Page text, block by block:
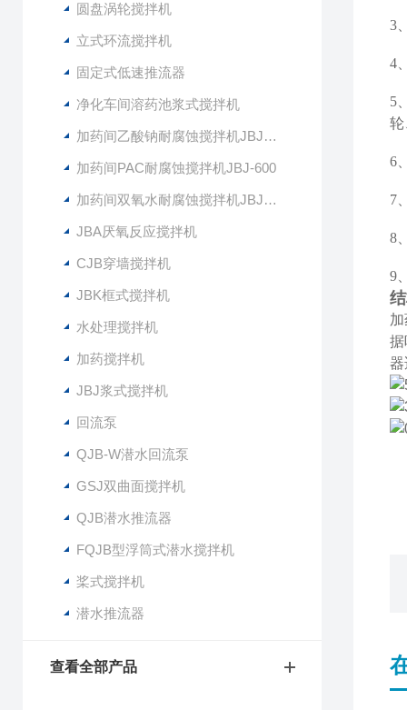
圆盘涡轮搅拌机
立式环流搅拌机
固定式低速推流器
净化车间溶药池浆式搅拌机
加药间乙酸钠耐腐蚀搅拌机JBJ-400
加药间PAC耐腐蚀搅拌机JBJ-600
加药间双氧水耐腐蚀搅拌机JBJ-300
JBA厌氧反应搅拌机
CJB穿墙搅拌机
JBK框式搅拌机
水处理搅拌机
加药搅拌机
JBJ浆式搅拌机
回流泵
QJB-W潜水回流泵
GSJ双曲面搅拌机
QJB潜水推流器
FQJB型浮筒式潜水搅拌机
桨式搅拌机
潜水推流器
查看全部产品
3
4
5
轮
6
7
8
9
据
器